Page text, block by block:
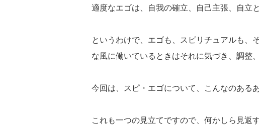
適度なエゴは、自我の確立、自己主張、自立
というわけで、エゴも、スピリチュアルも、
な風に働いているときはそれに気づき、調整
今回は、スピ・エゴについて、こんなのある
これも一つの見立てですので、何かしら見返